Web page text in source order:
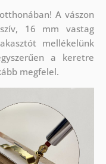
A vászon
16 mm vastag
mellékelünk
a keretre
megfelel.